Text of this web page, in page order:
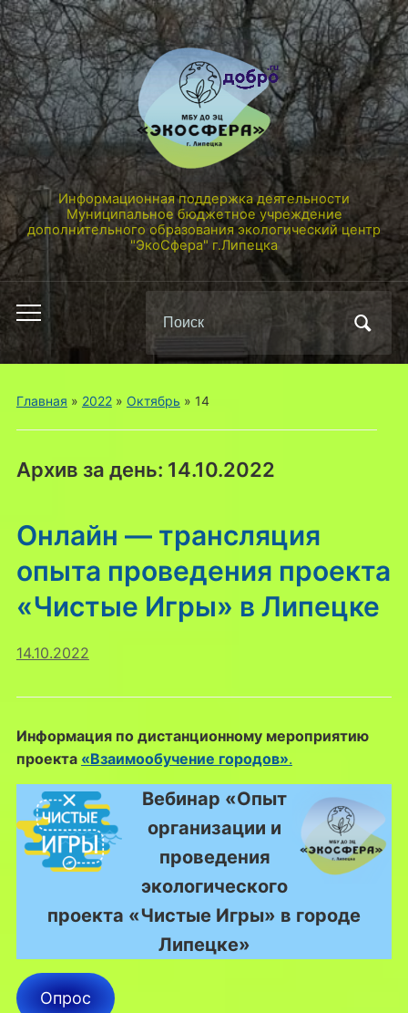
Информационная поддержка деятельности
Муниципальное бюджетное учреждение
дополнительного образования экологический центр
"ЭкоСфера" г.Липецка
Переключить
мобильное
меню
Поиск
по:
Главная » 2022» Октябрь » 14
Архив за день: 14.10.2022
Онлайн — трансляция
опыта проведения проекта
«Чистые Игры» в Липецке
14.10.2022
Информация по дистанционному мероприятию
проекта «Взаимообучение городов».
Вебинар «Опыт
организации и
проведения
экологического
проекта «Чистые Игры» в городе
Липецке»
Опрос